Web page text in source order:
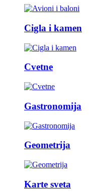
Cigla i kamen
Cvetne
Gastronomija
Geometrija
Karte sveta